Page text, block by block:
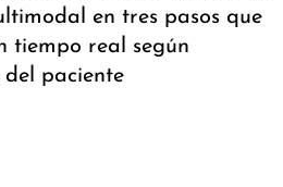
en tres pasos que
tiempo real según
del paciente